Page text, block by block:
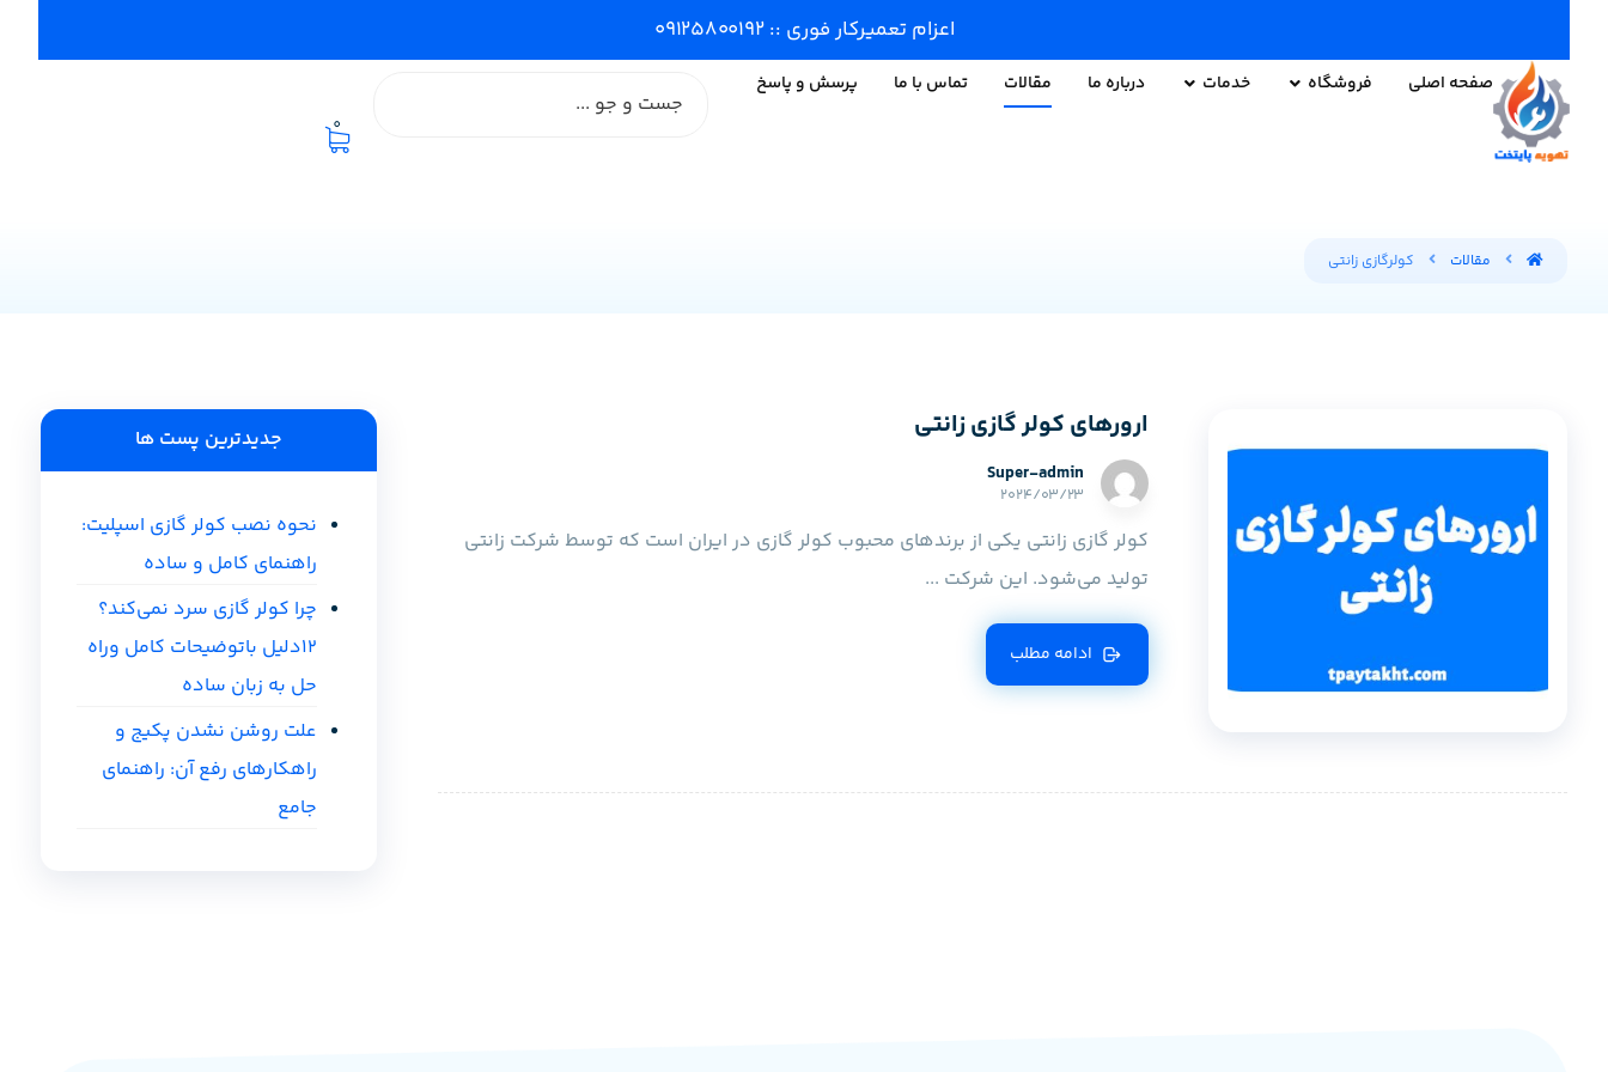
اعزام تعمیرکار فوری :: ۰۹۱۲۵۸۰۰۱۹۲
صفحه اصلی فروشگاه خدمات درباره ما مقالات تماس با ما پرسش و پاسخ
0
مقالات کولرگازی زانتی
ارورهای کولر گازی زانتی
Super-admin
۲۰۲۴/۰۳/۲۳
کولر گازی زانتی یکی از برندهای محبوب کولر گازی در ایران است که توسط شرکت زانتی
تولید می‌شود. این شرکت ...
ادامه مطلب
جدیدترین پست ها
نحوه نصب کولر گازی اسپلیت:
راهنمای کامل و ساده
چرا کولر گازی سرد نمی‌کند؟
12دلیل باتوضیحات کامل وراه
حل به زبان ساده
علت روشن نشدن پکیج و
راهکارهای رفع آن: راهنمای
جامع